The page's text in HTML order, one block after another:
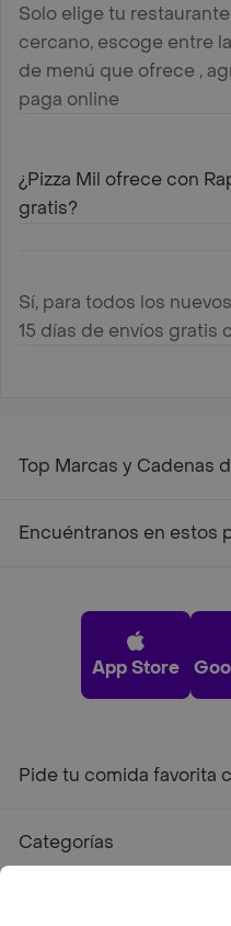
Solo elige tu
cercano, escoge entre
de menú que ofrece ,
paga online
¿Pizza Mil ofrece con
gratis?
Sí, para todos los
15 días de envíos gratis
Top Marcas y Cadenas
Encuéntranos en estos
App Store
Pide tu comida favorita
Categorías